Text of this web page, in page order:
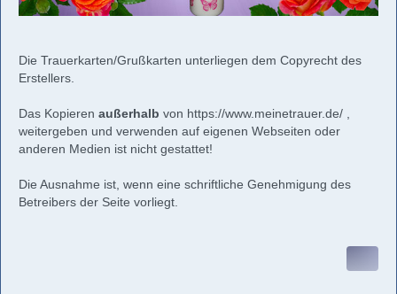
Die Trauerkarten/Grußkarten unterliegen dem Copyrecht des
Erstellers.
Das Kopieren außerhalb von https://www.meinetrauer.de/
weitergeben und verwenden auf eigenen Webseiten oder
anderen Medien ist nicht gestattet!
Die Ausnahme ist, wenn eine schriftliche Genehmigung des
Betreibers der Seite vorliegt.